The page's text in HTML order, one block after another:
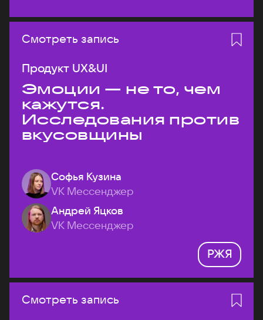
Смотреть запись
Продукт UX&UI
Эмоции — не то, чем
кажутся.
Исследования против
вкусовщины
Софья Кузина
VK Мессенджер
Андрей Яцков
VK Мессенджер
РЖЯ
Смотреть запись